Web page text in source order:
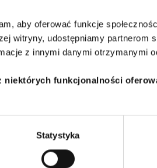
aby oferować funkcje
witryny, udostępniamy partnerom
z innymi danymi otrzymanymi
funkcjonalności
Statystyka
PSYCHOLOGIA DESIGN